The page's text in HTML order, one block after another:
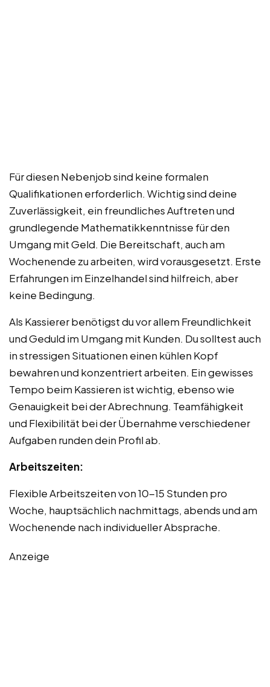
Für diesen Nebenjob sind keine formalen
Qualifikationen erforderlich. Wichtig sind deine
Zuverlässigkeit, ein freundliches Auftreten und
grundlegende Mathematikkenntnisse für den
Umgang mit Geld. Die Bereitschaft, auch am
Wochenende zu arbeiten, wird vorausgesetzt. Erste
Erfahrungen im Einzelhandel sind hilfreich, aber
keine Bedingung.
Als Kassierer benötigst du vor allem Freundlichkeit
und Geduld im Umgang mit Kunden. Du solltest auch
in stressigen Situationen einen kühlen Kopf
bewahren und konzentriert arbeiten. Ein gewisses
Tempo beim Kassieren ist wichtig, ebenso wie
Genauigkeit bei der Abrechnung. Teamfähigkeit
und Flexibilität bei der Übernahme verschiedener
Aufgaben runden dein Profil ab.
Arbeitszeiten:
Flexible Arbeitszeiten von 10-15 Stunden pro
Woche, hauptsächlich nachmittags, abends und am
Wochenende nach individueller Absprache.
Anzeige